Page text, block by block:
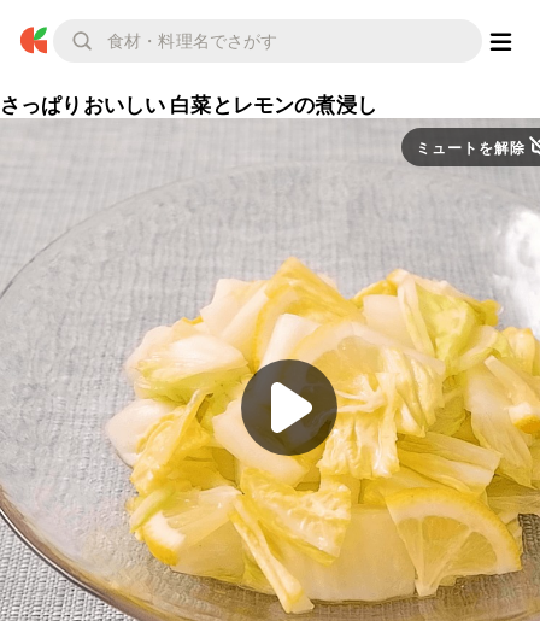
さっぱりおいしい 白菜とレモンの煮浸し
ミュートを解除